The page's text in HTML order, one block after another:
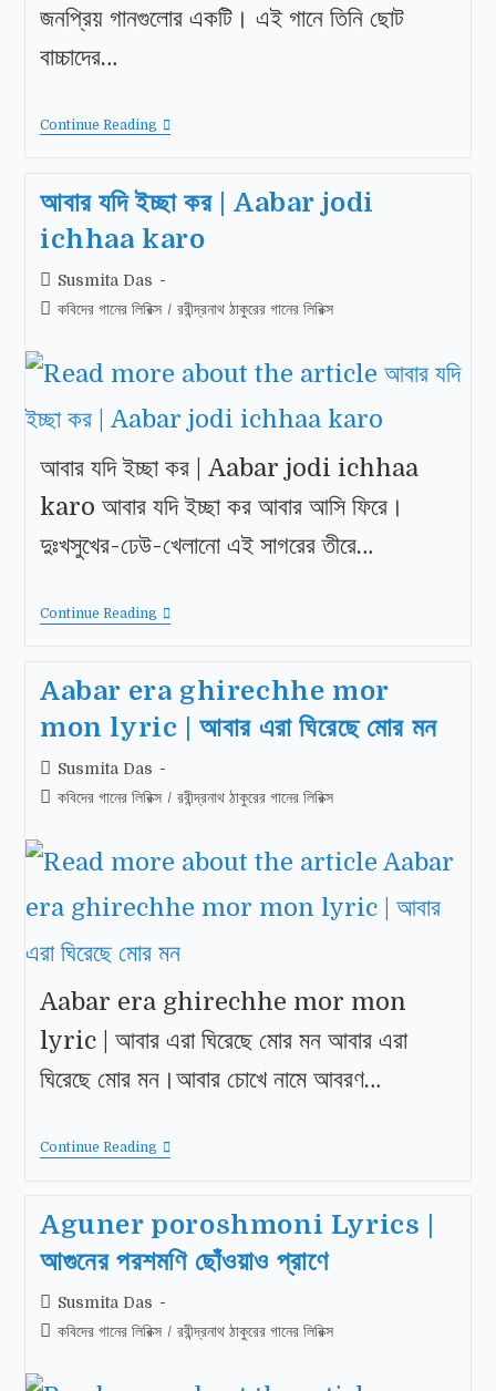
জনপ্রিয় গানগুলোর একটি। এই গানে তিনি ছোট
বাচ্চাদের…
Continue Reading
আবার যদি ইচ্ছা কর | Aabar jodi
ichhaa karo
Susmita Das
কবিদের গানের লিরিক্স / রবীন্দ্রনাথ ঠাকুরের গানের লিরিক্স
আবার যদি ইচ্ছা কর | Aabar jodi ichhaa
karo আবার যদি ইচ্ছা কর আবার আসি ফিরে।
দুঃখসুখের-ঢেউ-খেলানাে এই সাগরের তীরে…
Continue Reading
Aabar era ghirechhe mor
mon lyric | আবার এরা ঘিরেছে মাের মন
Susmita Das
কবিদের গানের লিরিক্স / রবীন্দ্রনাথ ঠাকুরের গানের লিরিক্স
Aabar era ghirechhe mor mon
lyric | আবার এরা ঘিরেছে মাের মন আবার এরা
ঘিরেছে মাের মন।আবার চোখে নামে আবরণ…
Continue Reading
Aguner poroshmoni Lyrics |
আগুনের পরশমণি ছোঁওয়াও প্রাণে
Susmita Das
কবিদের গানের লিরিক্স / রবীন্দ্রনাথ ঠাকুরের গানের লিরিক্স